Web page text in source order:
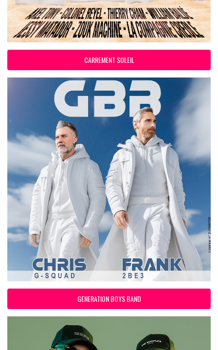
CARREMENT SOLEIL
GENERATION BOYS BAND